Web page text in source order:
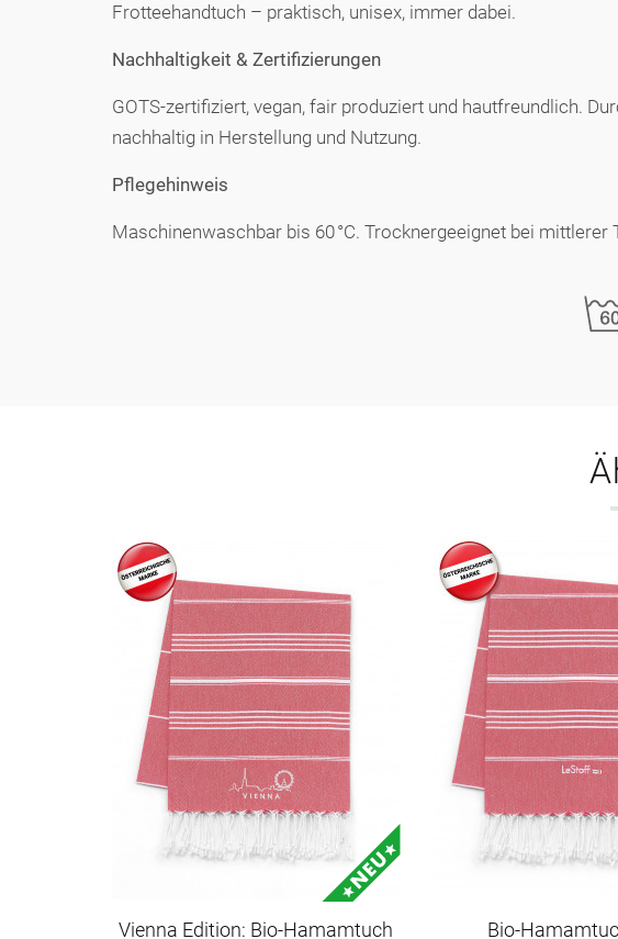
Frotteehandtuch – praktisch, unisex, immer dabei.
Nachhaltigkeit & Zertifizierungen
GOTS-zertifiziert, vegan, fair produziert und hautfreundlich.
nachhaltig in Herstellung und Nutzung.
Pflegehinweis
Maschinenwaschbar bis 60 °C. Trocknergeeignet bei mittlerer
Vienna Edition: Bio-Hamamtuch
Bio-